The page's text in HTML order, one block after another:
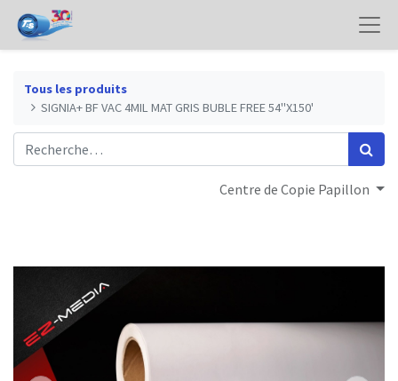
Tous les produits
SIGNIA+ BF VAC 4MIL MAT GRIS BUBLE FREE 54"X150'
Centre de Copie Papillon